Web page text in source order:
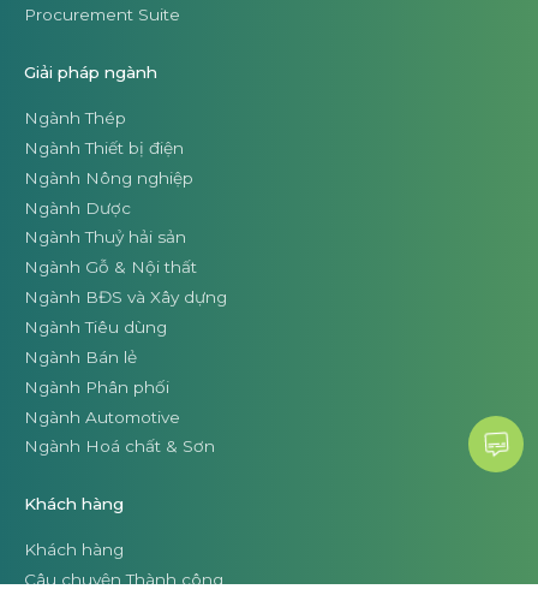
Procurement Suite
Giải pháp ngành
Ngành Thép
Ngành Thiết bị điện
Ngành Nông nghiệp
Ngành Dược
Ngành Thuỷ hải sản
Ngành Gỗ & Nội thất
Ngành BĐS và Xây dựng
Ngành Tiêu dùng
Ngành Bán lẻ
Ngành Phân phối
Ngành Automotive
Ngành Hoá chất & Sơn
Khách hàng
Khách hàng
Câu chuyện Thành công